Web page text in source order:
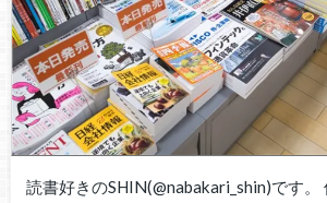
読書好きのSHIN(@nabakari_shin)です。